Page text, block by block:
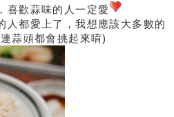
喜歡蒜味的人一定愛
人都愛上了，我想應該大多數的
蒜頭都會挑起來唷)